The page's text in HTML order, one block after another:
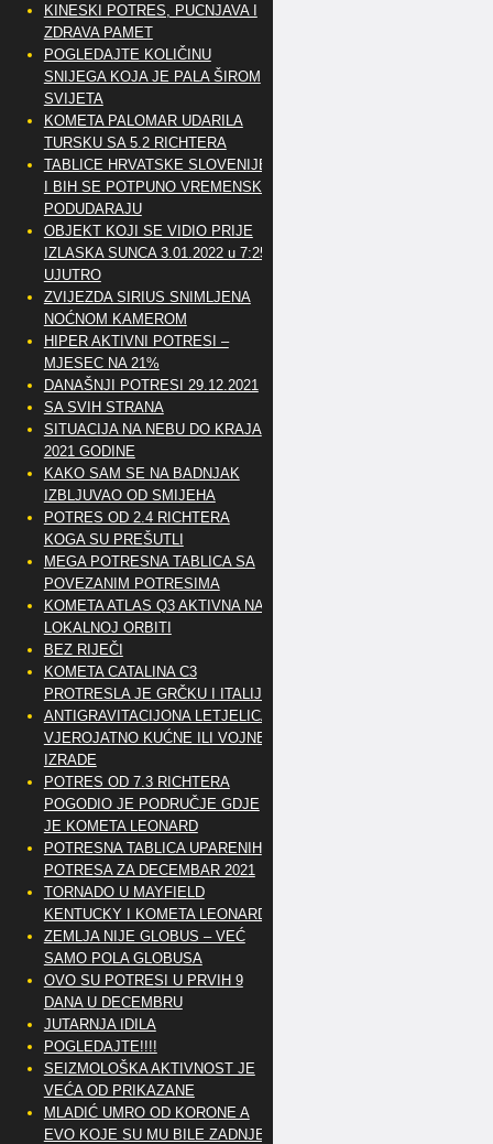
KINESKI POTRES, PUCNJAVA I
ZDRAVA PAMET
POGLEDAJTE KOLIČINU
SNIJEGA KOJA JE PALA ŠIROM
SVIJETA
KOMETA PALOMAR UDARILA
TURSKU SA 5.2 RICHTERA
TABLICE HRVATSKE SLOVENIJE
I BIH SE POTPUNO VREMENSKI
PODUDARAJU
OBJEKT KOJI SE VIDIO PRIJE
IZLASKA SUNCA 3.01.2022 u 7:25
UJUTRO
ZVIJEZDA SIRIUS SNIMLJENA
NOĆNOM KAMEROM
HIPER AKTIVNI POTRESI –
MJESEC NA 21%
DANAŠNJI POTRESI 29.12.2021
SA SVIH STRANA
SITUACIJA NA NEBU DO KRAJA
2021 GODINE
KAKO SAM SE NA BADNJAK
IZBLJUVAO OD SMIJEHA
POTRES OD 2.4 RICHTERA
KOGA SU PREŠUTLI
MEGA POTRESNA TABLICA SA
POVEZANIM POTRESIMA
KOMETA ATLAS Q3 AKTIVNA NA
LOKALNOJ ORBITI
BEZ RIJEČI
KOMETA CATALINA C3
PROTRESLA JE GRČKU I ITALIJU
ANTIGRAVITACIJONA LETJELICA
VJEROJATNO KUĆNE ILI VOJNE
IZRADE
POTRES OD 7.3 RICHTERA
POGODIO JE PODRUČJE GDJE
JE KOMETA LEONARD
POTRESNA TABLICA UPARENIH
POTRESA ZA DECEMBAR 2021
TORNADO U MAYFIELD
KENTUCKY I KOMETA LEONARD
ZEMLJA NIJE GLOBUS – VEĆ
SAMO POLA GLOBUSA
OVO SU POTRESI U PRVIH 9
DANA U DECEMBRU
JUTARNJA IDILA
POGLEDAJTE!!!!
SEIZMOLOŠKA AKTIVNOST JE
VEĆA OD PRIKAZANE
MLADIĆ UMRO OD KORONE A
EVO KOJE SU MU BILE ZADNJE